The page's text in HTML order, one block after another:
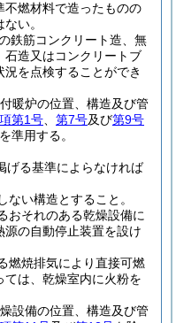
燃材料で造ったものの
い。
鉄筋コンクリート造、無
造又はコンクリートブ
を点検することができ
暖炉の位置、構造及び管
第1号 第7号及び第9号
準用する。
げる基準によらなければ
い構造とすること。
おそれのある乾燥設備に
の自動停止装置を設け
燃焼排気により直接可燃
は、乾燥室内に火粉を
設備の位置、構造及び管